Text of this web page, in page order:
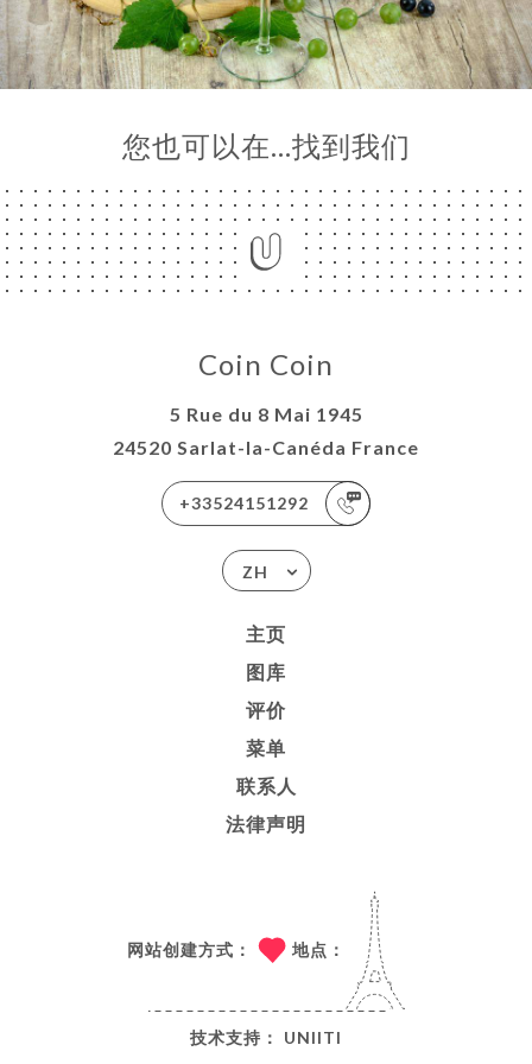
您也可以在…找到我们
Coin Coin
5 Rue du 8 Mai 1945
24520 Sarlat-la-Canéda France
+33524151292
ZH
主页
图库
评价
菜单
联系人
法律声明
网站创建方式： 地点：
技术支持： UNIITI